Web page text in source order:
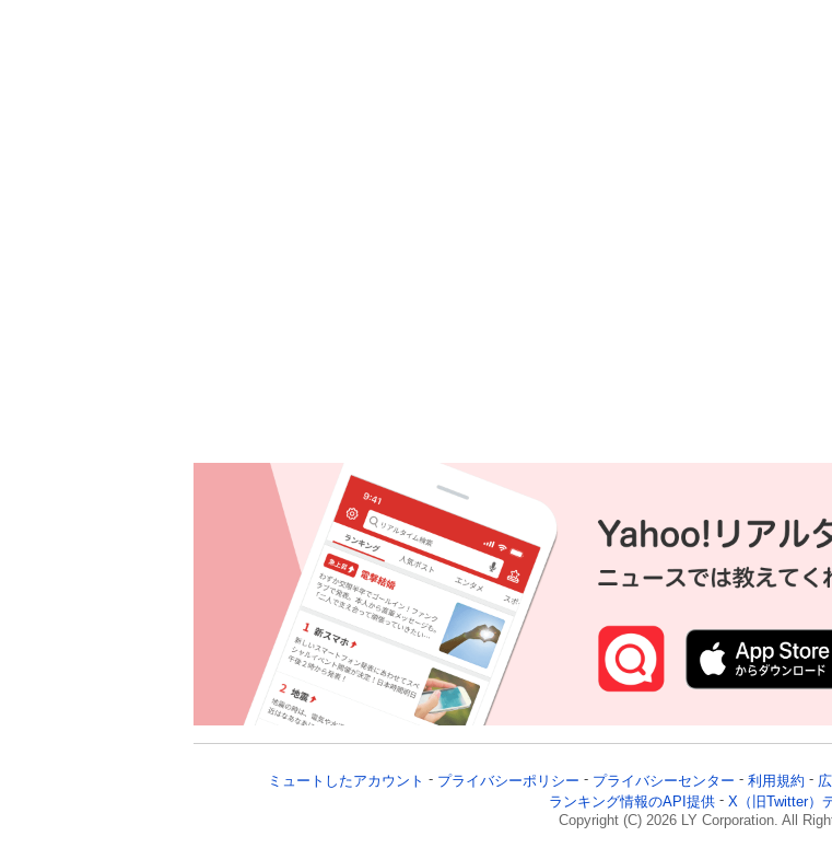
ミュートしたアカウント プライバシーポリシー プライバシーセンター 利用規約
ランキング情報のAPI提供
X（旧Twitter）
Copyright (C) 2026LY Corporation. All